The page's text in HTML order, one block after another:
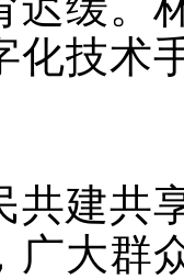
化技术
共享
广大群